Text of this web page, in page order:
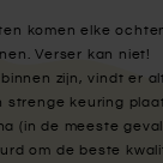
komen elke
Verser kan niet!
zijn, vindt er
keuring
(in de meeste
om de beste